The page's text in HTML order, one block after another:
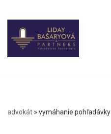
Preskočiť
na
obsah
advokát » vymáhanie pohľadávky